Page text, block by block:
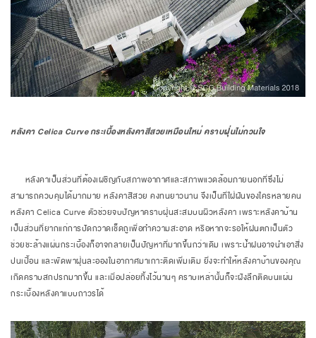
หลังคา Celica Curveกระเบื้องหลังคาสีสวยเหมือนใหม่ คราบฝุ่นไม่กวนใจ
หลังคาเป็นส่วนที่ต้องเผชิญกับสภาพอากาศและสภาพแวดล้อมภายนอกที่ซึ่งไม่
สามารถควบคุมได้มากมาย หลังคาสีสวย คงทนยาวนาน จึงเป็นที่ใฝ่ฝันของใครหลายคน
หลังคา Celica Curve ตัวช่วยจบปัญหาคราบฝุ่นสะสมบนผิวหลังคา เพราะหลังคาบ้าน
เป็นส่วนที่ยากแก่การปัดกวาดเช็ดถูเพื่อทำความสะอาด หรือหากจะรอให้ฝนตกเป็นตัว
ช่วยชะล้างแผ่นกระเบื้องก็อาจกลายเป็นปัญหาที่มากขึ้นกว่าเดิม เพราะน้ำฝนอาจนำเอาสิ่ง
ปนเปื้อน และพัดพาฝุ่นละอองในอากาศมาเกาะติดเพิ่มเติม ยิ่งจะทำให้หลังคาบ้านของคุณ
เกิดคราบสกปรกมากขึ้น และเมื่อปล่อยทิ้งไว้นานๆ คราบเหล่านั้นก็จะฝังลึกติดบนแผ่น
กระเบื้องหลังคาแบบถาวรได้